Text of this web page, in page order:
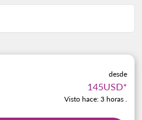
desde
145USD*
Visto hace: 3 horas .